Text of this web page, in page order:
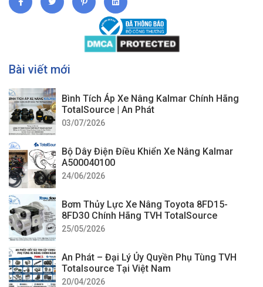
Bài viết mới
Bình Tích Áp Xe Nâng Kalmar Chính Hãng
TotalSource | An Phát
03/07/2026
Bộ Dây Điện Điều Khiển Xe Nâng Kalmar
A500040100
24/06/2026
Bơm Thủy Lực Xe Nâng Toyota 8FD15-
8FD30 Chính Hãng TVH TotalSource
25/05/2026
An Phát – Đại Lý Ủy Quyền Phụ Tùng TVH
Totalsource Tại Việt Nam
20/04/2026